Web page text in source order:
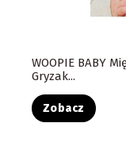
WOOPIE BABY
Gryzak...
Zobacz